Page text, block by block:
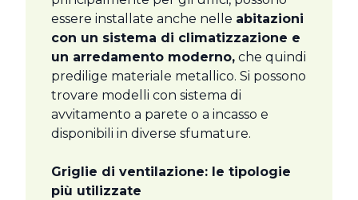
essere installate anche nelle abitazioni
con un sistema di climatizzazione e
un arredamento moderno, che quindi
predilige materiale metallico. Si possono
trovare modelli con sistema di
avvitamento a parete o a incasso e
disponibili in diverse sfumature.
Griglie di ventilazione: le tipologie
più utilizzate